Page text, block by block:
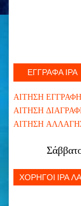
ΕΓΓΡΑΦΑ ΙΡΑ
ΑΙΤΗΣΗ
ΑΙΤΗΣΗ
ΑΙΤΗΣΗ
ΧΟΡΗΓΟΙ ΙΡΑ